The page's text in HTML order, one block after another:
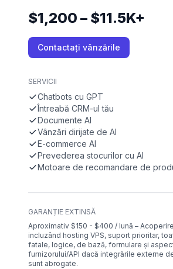
$1,200 – $11.5K+
Contactați vânzările
SERVICII
Chatbots cu GPT
Întreabă CRM-ul tău
Documente AI
Vânzări dirijate de AI
E-commerce AI
Prevederea stocurilor cu AI
Motoare de recomandare de
GARANȚIE EXTINSĂ
Aproximativ $150 - $400 / lună –
incluzând hosting VPS, suport prioritar,
fatale, logice, de bază, formulare și
furnizorului/API dacă integrările externe
sunt abrogate.